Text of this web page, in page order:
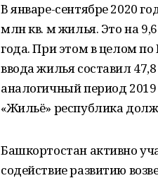
В январе-сентябре 2020
млн кв. м жилья. Это на
года. При этом в целом
ввода жилья составил
аналогичный период 2019
«Жильё» республика
Башкортостан активно
содействие развитию